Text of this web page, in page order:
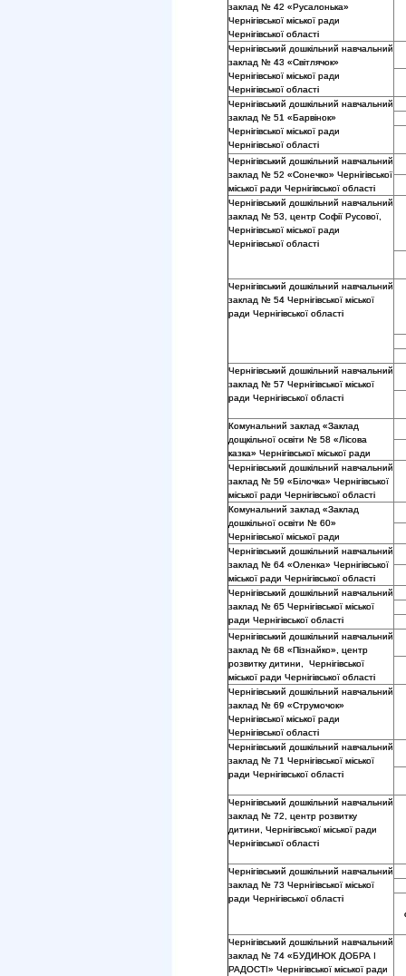
заклад № 42 «Русалонька»
Чернігівської міської ради
Чернігівської області
Чернігівський дошкільний навчальний
заклад № 43 «Світлячок»
Чернігівської міської ради
Чернігівської області
Чернігівський дошкільний навчальний
заклад № 51 «Барвінок»
Чернігівської міської ради
Чернігівської області
Чернігівський дошкільний навчальний
заклад № 52 «Сонечко» Чернігівської
міської ради Чернігівської області
Чернігівський дошкільний навчальний
заклад № 53, центр Софії Русової,
Чернігівської міської ради
Чернігівської області
Чернігівський дошкільний навчальний
заклад № 54 Чернігівської міської
ради Чернігівської області
Чернігівський дошкільний навчальний
заклад № 57 Чернігівської міської
ради Чернігівської області
Комунальний заклад «Заклад
дощкільної освіти № 58 «Лісова
казка» Чернігівської міської ради
Чернігівський дошкільний навчальний
заклад № 59 «Білочка» Чернігівської
міської ради Чернігівської області
Комунальний заклад «Заклад
дошкільної освіти № 60»
Чернігівської міської ради
Чернігівський дошкільний навчальний
заклад № 64 «Оленка» Чернігівської
міської ради Чернігівської області
Чернігівський дошкільний навчальний
заклад № 65 Чернігівської міської
ради Чернігівської області
Чернігівський дошкільний навчальний
заклад № 68 «Пізнайко», центр
розвитку дитини, Чернігівської
міської ради Чернігівської області
Чернігівський дошкільний навчальний
заклад № 69 «Струмочок»
Чернігівської міської ради
Чернігівської області
Чернігівський дошкільний навчальний
заклад № 71 Чернігівської міської
ради Чернігівської області
Чернігівський дошкільний навчальний
заклад № 72, центр розвитку
дитини, Чернігівської міської ради
Чернігівської області
Чернігівський дошкільний навчальний
заклад № 73 Чернігівської міської
ради Чернігівської області
Чернігівський дошкільний навчальний
заклад № 74 «БУДИНОК ДОБРА І
РАДОСТІ» Чернігівської міської ради